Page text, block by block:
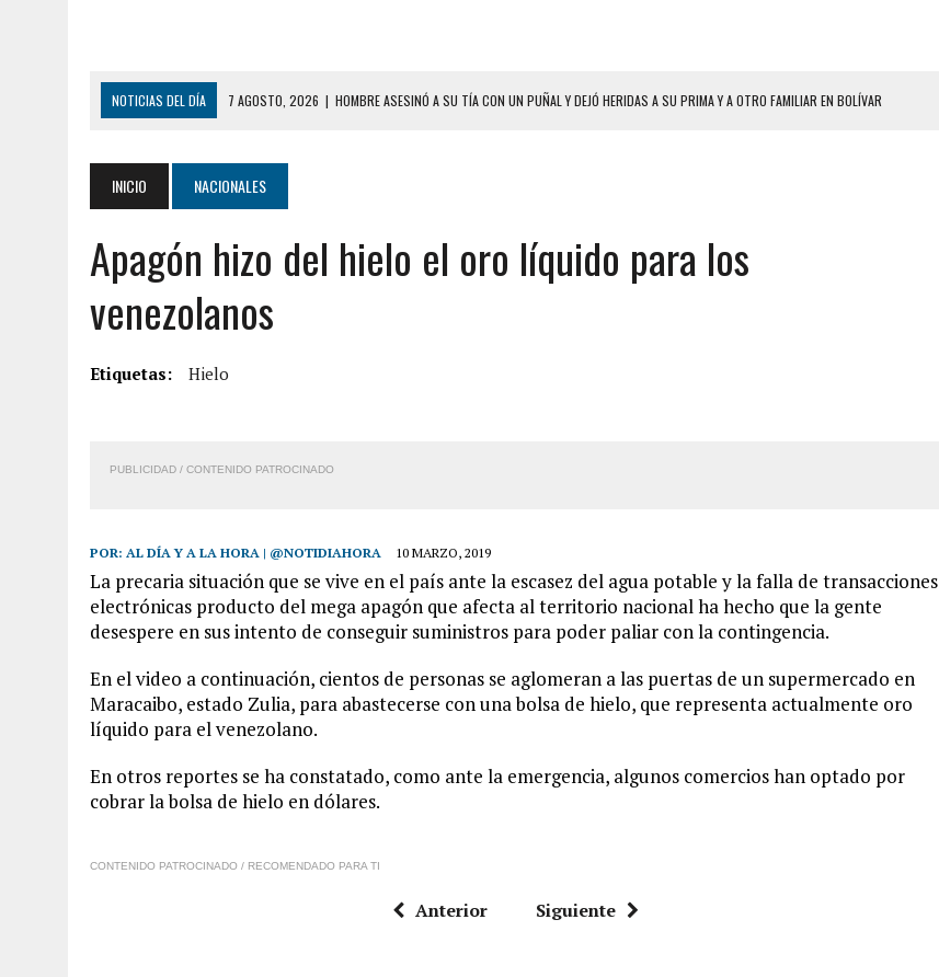
NOTICIAS DEL DÍA 7 AGOSTO, 2026 | HOMBRE ASESINÓ A SU TÍA CON UN PUÑAL Y DEJÓ HERIDAS A SU PRIMA Y A OTRO FAMILIAR EN BOLÍVAR
6 AGOSTO, 2026 | MISTERIOSA MUERTE DE MODELO EN MONAGAS: HALLARON EL CUERPO DENTRO DE SU CASA
6 AGOSTO, 2026
BARINAS: ADOLESCENTE SE QUITÓ LA VIDA TRAS SER ACOSADA Y ABUSADA POR LA PAREJA DE SU ABUELA
6 AGOSTO, 2026
CONMOCIÓN EN COLORADO POR ASESINATO DE UNA ADOLESCENTE VENEZOLANA EN REUNIÓN CON AMIGOS
5 AGOSTO, 2026
|
PRESUNTO BROTE PSICÓTICO POR FALTA DE TRATAMIENTO DESENCADENÓ TRAGEDIA FAMILIAR
8 AGOSTO, 2026
INICIO NACIONALES
Apagón hizo del hielo el oro líquido para los
venezolanos
Etiquetas: Hielo
PUBLICIDAD / CONTENIDO PATROCINADO
POR: AL DÍA Y A LA HORA | @NOTIDIAHORA 10 MARZO, 2019
La precaria situación que se vive en el país ante la escasez del agua potable y la falla de transacciones
electrónicas producto del mega apagón que afecta al territorio nacional ha hecho que la gente
desespere en sus intento de conseguir suministros para poder paliar con la contingencia.
En el video a continuación, cientos de personas se aglomeran a las puertas de un supermercado en
Maracaibo, estado Zulia, para abastecerse con una bolsa de hielo, que representa actualmente oro
líquido para el venezolano.
En otros reportes se ha constatado, como ante la emergencia, algunos comercios han optado por
cobrar la bolsa de hielo en dólares.
CONTENIDO PATROCINADO / RECOMENDADO PARA TI
Anterior Siguiente